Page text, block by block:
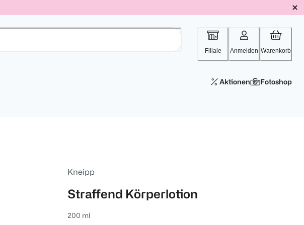
Filiale Anmelden Warenkorb
Aktionen Fotoshop
Kneipp
Straffend Körperlotion
200 ml